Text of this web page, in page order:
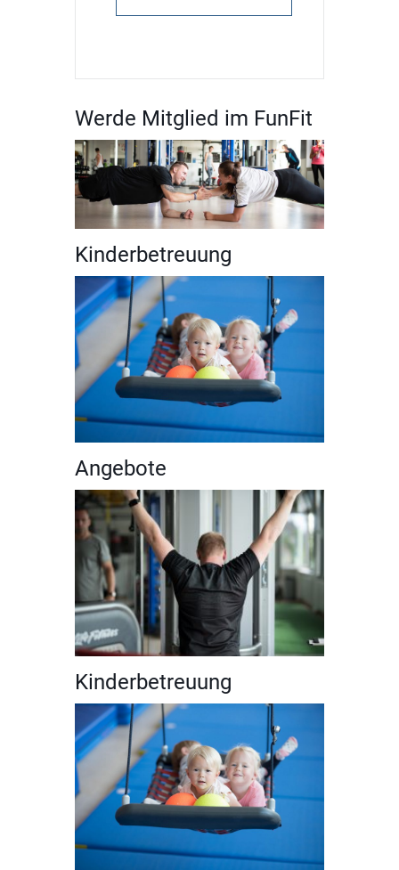
Werde Mitglied im FunFit
Kinderbetreuung
Angebote
Kinderbetreuung